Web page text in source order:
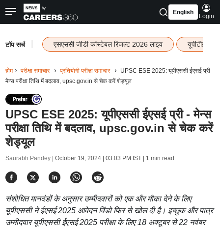
English
Login
टॉप सर्च एसएससी जीडी कांस्टेबल रिजल्ट 2026 लाइव यूपीटीईटी
होम परीक्षा समाचार प्रतियोगी परीक्षा समाचार
UPSC ESE 2025: यूपीएससी ईएसई प्री -
मेन्स परीक्षा तिथि में बदलाव, upsc.gov.in से चेक करें शेड्यूल
UPSC ESE 2025: यूपीएससी ईएसई प्री - मेन्स
परीक्षा तिथि में बदलाव, upsc.gov.in से चेक करें
शेड्यूल
Saurabh Pandey | October 19, 2024 | 03:03 PM IST| 1 min read
संशोधित मानदंडों के अनुसार उम्मीदवारों को एक और मौका देने के लिए
यूपीएससी ने ईएसई 2025 आवेदन विंडो फिर से खोल दी है। इच्छुक और पात्र
उम्मीदवार यूपीएससी ईएसई 2025 परीक्षा के लिए 18 अक्टूबर से 22 नवंबर